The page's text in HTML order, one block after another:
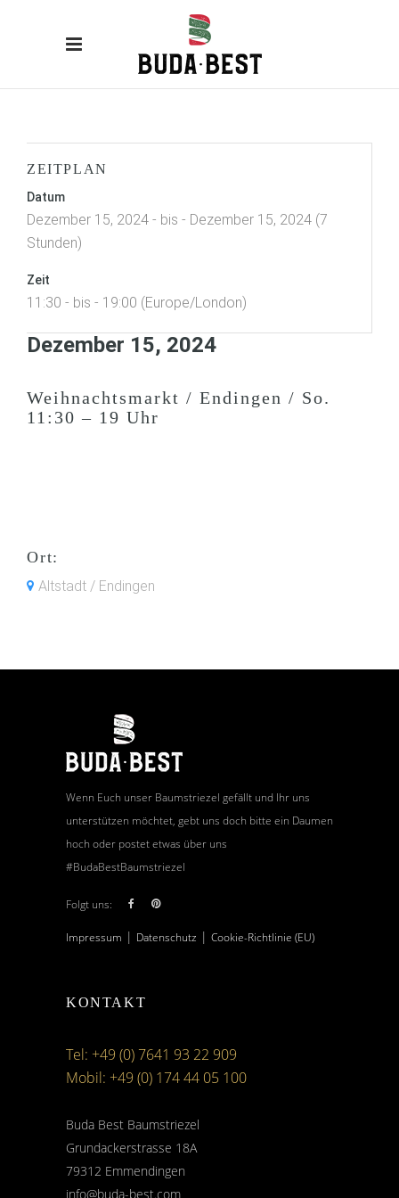
ZEITPLAN
Datum
Dezember 15, 2024 - bis - Dezember 15, 2024 (7
Stunden)
Zeit
11:30 - bis - 19:00 (Europe/London)
Dezember 15, 2024
Weihnachtsmarkt / Endingen / So.
11:30 – 19 Uhr
Ort:
Altstadt / Endingen
Wenn Euch unser Baumstriezel gefällt und Ihr uns
unterstützen möchtet, gebt uns doch bitte ein Daumen
hoch oder postet etwas über uns
#BudaBestBaumstriezel
Folgt uns:
Impressum | Datenschutz | Cookie-Richtlinie (EU)
KONTAKT
Tel: +49 (0) 7641 93 22 909
Mobil: +49 (0) 174 44 05 100
Buda Best Baumstriezel
Grundackerstrasse 18A
79312 Emmendingen
info@buda-best.com